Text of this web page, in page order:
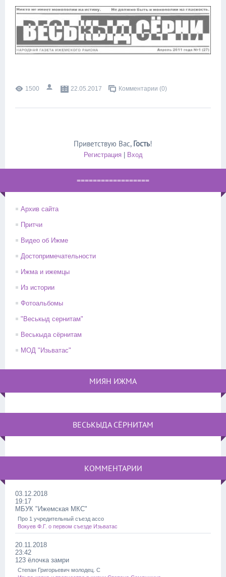
1500 22.05.2017 Комментарии (0)
Приветствую Вас, Гость!
Регистрация| Вход
==================
Архив сайта
Притчи
Видео об Ижме
Достопримечательности
Ижма и ижемцы
Из истории
Фотоальбомы
"Веськыд сернитам"
Веськыда сёрнитам
МОД "Изьватас"
МИЯН ИЖМА
ВЕСЬКЫДА СЁРНИТАМ
КОММЕНТАРИИ
03.12.2018
19:17
МБУК "Ижемская МКС"
Про 1 учредительный съезд ассо
Вокуев Ф.Г. о первом съезде Изьватас
20.11.2018
23:42
123 ёлочка замри
Степан Григорьевич молодец. С